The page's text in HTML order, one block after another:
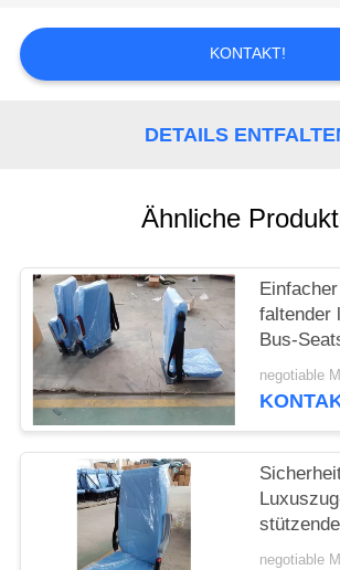
NACHRICHTEN
PRIVACY
POLICY
KONTAKT!
DETAILS
Ähnliche
faltender
Bus-
Wand
negotiable
negotiable